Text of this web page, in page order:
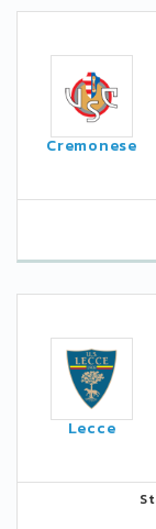
Cremonese
Lecce